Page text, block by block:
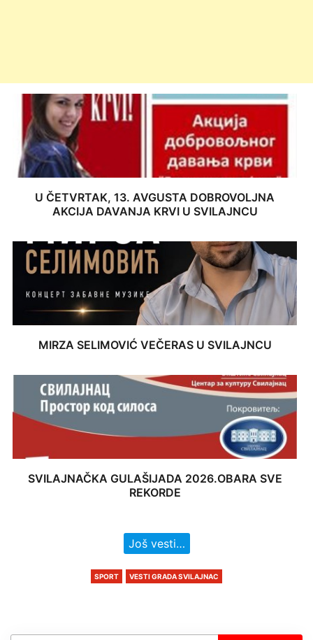
U ČETVRTAK, 13. AVGUSTA DOBROVOLJNA
AKCIJA DAVANJA KRVI U SVILAJNCU
MIRZA SELIMOVIĆ VEČERAS U SVILAJNCU
SVILAJNAČKA GULAŠIJADA 2026.OBARA SVE
REKORDE
Još vesti…
SPORT VESTI GRADA SVILAJNAC